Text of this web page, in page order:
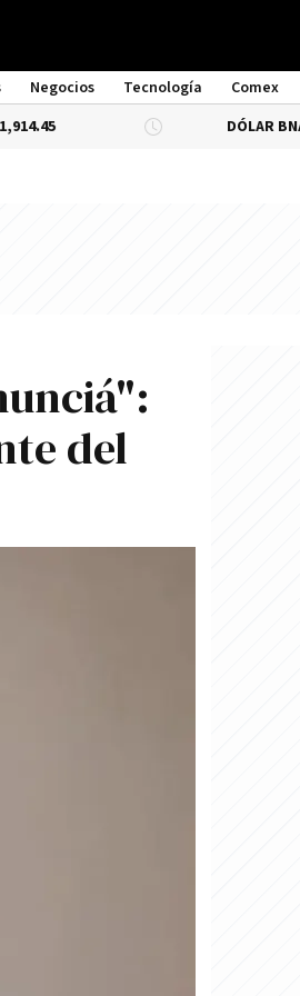
Negocios Tecnología
Comex
DÓLAR BNA$1,520.00
del